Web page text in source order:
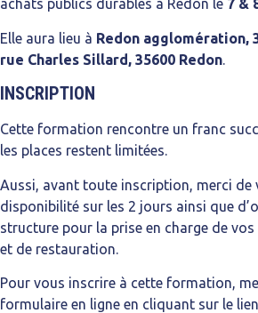
achats publics durables à Redon le 7 &
Elle aura lieu à Redon agglomération,
rue Charles Sillard, 35600 Redon.
INSCRIPTION
Cette formation rencontre un franc
les places restent limitées.
Aussi, avant toute inscription, merci de
disponibilité sur les 2 jours ainsi que
structure pour la prise en charge de vos
et de restauration.
Pour vous inscrire à cette formation,
formulaire en ligne en cliquant sur le